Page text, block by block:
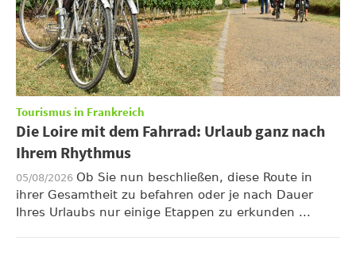
Tourismus in Frankreich
Die Loire mit dem Fahrrad: Urlaub ganz nach
Ihrem Rhythmus
05/08/2026 Ob Sie nun beschließen, diese Route in
ihrer Gesamtheit zu befahren oder je nach Dauer
Ihres Urlaubs nur einige Etappen zu erkunden ...